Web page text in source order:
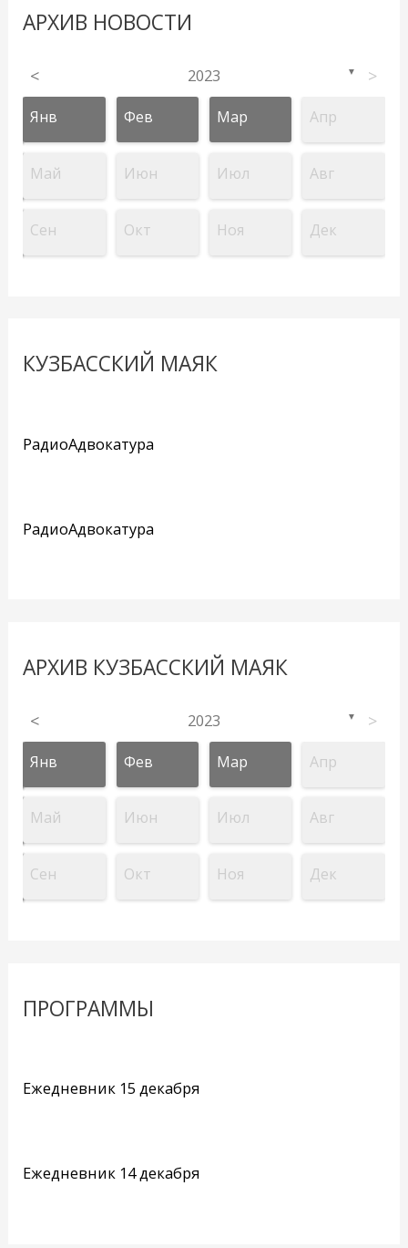
АРХИВ НОВОСТИ
< 2023 ▼ >
Янв Фев Мар Апр
Май Июн Июл Авг
Сен Окт Ноя Дек
КУЗБАССКИЙ МАЯК
РадиоАдвокатура
РадиоАдвокатура
АРХИВ КУЗБАССКИЙ МАЯК
< 2023 ▼ >
Янв Фев Мар Апр
Май Июн Июл Авг
Сен Окт Ноя Дек
ПРОГРАММЫ
Ежедневник 15 декабря
Ежедневник 14 декабря